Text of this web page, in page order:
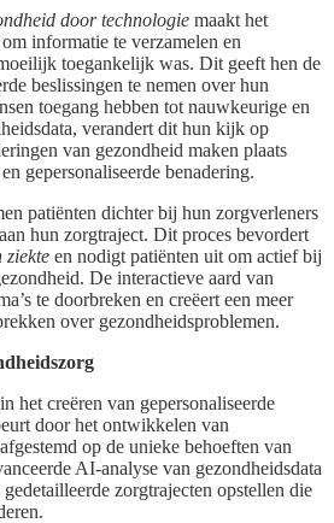
door technologie maakt het
informatie te verzamelen en
toegankelijk was. Dit geeft hen de
beslissingen te nemen over hun
toegang hebben tot nauwkeurige en
verandert dit hun kijk op
van gezondheid maken plaats
gepersonaliseerde benadering.
patiënten dichter bij hun zorgverleners
hun zorgtraject. Dit proces bevordert
ziekte en nodigt patiënten uit om actief bij
De interactieve aard van
te doorbreken en creëert een meer
over gezondheidsproblemen.
het creëren van gepersonaliseerde
door het ontwikkelen van
op de unieke behoeften van
AI-analyse van gezondheidsdata
zorgtrajecten opstellen die